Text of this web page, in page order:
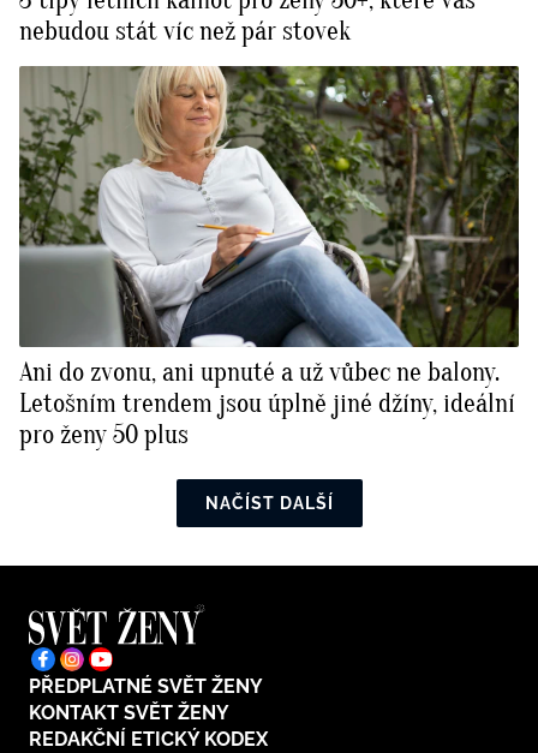
nebudou stát víc než pár stovek
Ani do zvonu, ani upnuté a už vůbec ne balony.
Letošním trendem jsou úplně jiné džíny, ideální
pro ženy 50 plus
NAČÍST DALŠÍ
PŘEDPLATNÉ SVĚT ŽENY
KONTAKT SVĚT ŽENY
REDAKČNÍ ETICKÝ KODEX